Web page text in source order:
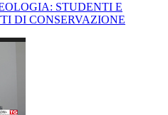
STUDENTI E
DI CONSERVAZIONE